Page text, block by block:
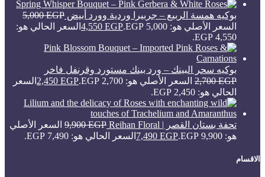
بوكيه همسة الربيع – جربيرا وردية وورد أبيض 5,000EGP
السعر الأصلي هو: 5,000 EGP.
4,550 EGP
السعر الحالي هو:
4,550 EGP.
بوكيه سحر البينك – ورد بينك مستورد وقرنفل فاخر
2,700EGP السعر الأصلي هو: 2,700 EGP. 2,450 EGP
السعر
الحالي هو: 2,450 EGP.
تحفة بستان القصر | Reihan Floral 9,900EGP
السعر الأصلي
هو: 9,900 EGP.
7,490 EGP السعر الحالي هو: 7,490 EGP.
الاقسام